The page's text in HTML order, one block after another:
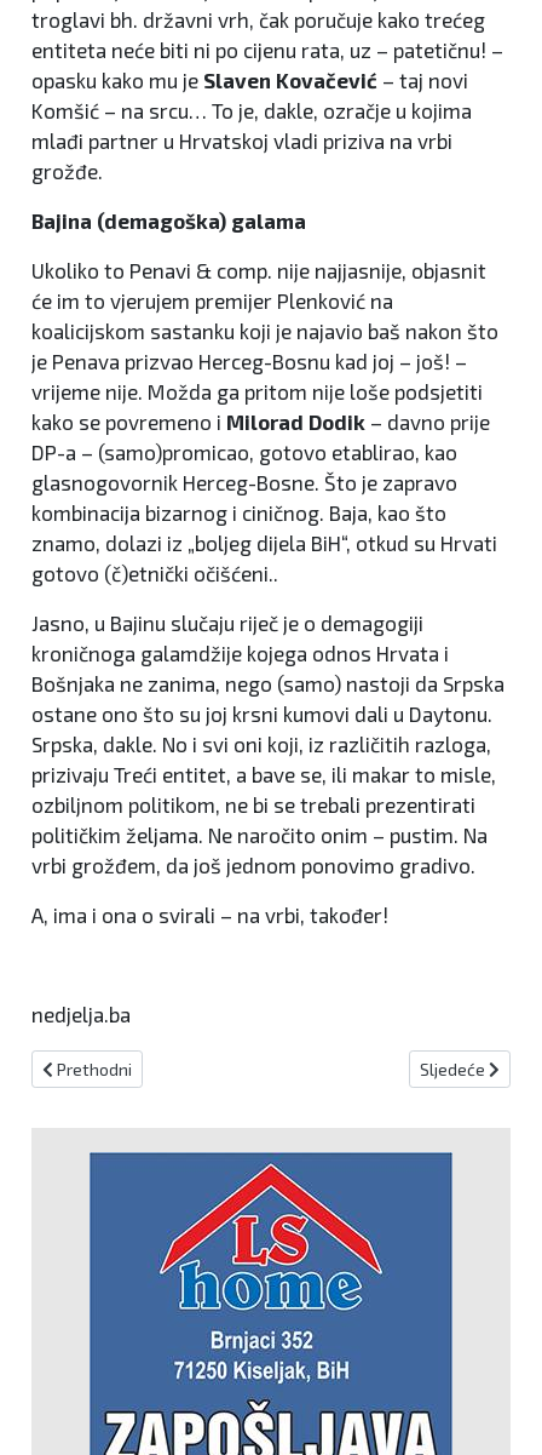
troglavi bh. državni vrh, čak poručuje kako trećeg
entiteta neće biti ni po cijenu rata, uz – patetičnu! –
opasku kako mu je Slaven Kovačević – taj novi
Komšić – na srcu… To je, dakle, ozračje u kojima
mlađi partner u Hrvatskoj vladi priziva na vrbi
grožđe.
Bajina (demagoška) galama
Ukoliko to Penavi & comp. nije najjasnije, objasnit
će im to vjerujem premijer Plenković na
koalicijskom sastanku koji je najavio baš nakon što
je Penava prizvao Herceg-Bosnu kad joj – još! –
vrijeme nije. Možda ga pritom nije loše podsjetiti
kako se povremeno i Milorad Dodik – davno prije
DP-a – (samo)promicao, gotovo etablirao, kao
glasnogovornik Herceg-Bosne. Što je zapravo
kombinacija bizarnog i ciničnog. Baja, kao što
znamo, dolazi iz „boljeg dijela BiH“, otkud su Hrvati
gotovo (č)etnički očišćeni..
Jasno, u Bajinu slučaju riječ je o demagogiji
kroničnoga galamdžije kojega odnos Hrvata i
Bošnjaka ne zanima, nego (samo) nastoji da Srpska
ostane ono što su joj krsni kumovi dali u Daytonu.
Srpska, dakle. No i svi oni koji, iz različitih razloga,
prizivaju Treći entitet, a bave se, ili makar to misle,
ozbiljnom politikom, ne bi se trebali prezentirati
političkim željama. Ne naročito onim – pustim. Na
vrbi grožđem, da još jednom ponovimo gradivo.
A, ima i ona o svirali – na vrbi, također!
nedjelja.ba
Prethodni članak: Stranka Rame Isaka krivotvorila potpise za
Prethodni Sljedeći
Sljedeće